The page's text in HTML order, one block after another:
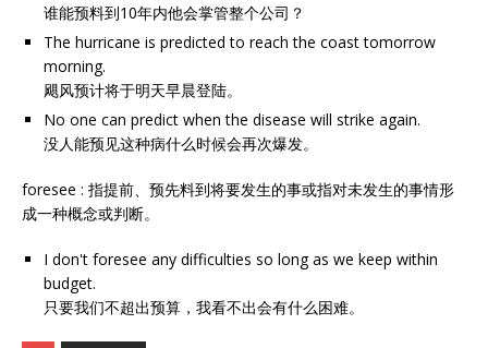
谁能预料到10年内他会掌管整个公司？
The hurricane is predicted to reach the coast tomorrow
morning.
飓风预计将于明天早晨登陆。
No one can predict when the disease will strike again.
没人能预见这种病什么时候会再次爆发。
foresee : 指提前、预先料到将要发生的事或指对未发生的事情形
成一种概念或判断。
I don't foresee any difficulties so long as we keep within
budget.
只要我们不超出预算，我看不出会有什么困难。